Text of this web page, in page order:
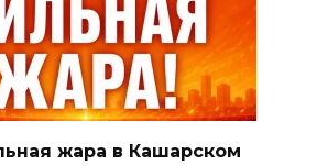
жара в Кашарском